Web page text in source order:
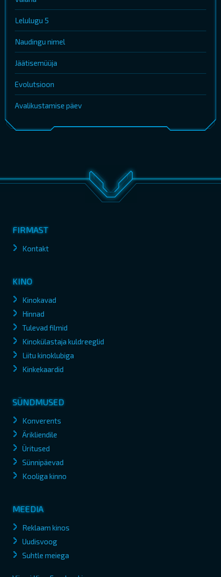
Lelulugu 5
Naudingu nimel
Jäätisemüüja
Evolutsioon
Avalikustamise päev
FIRMAST
Kontakt
KINO
Kinokavad
Hinnad
Tulevad filmid
Kinokülastaja kuldreeglid
Liitu kinoklubiga
Kinkekaardid
SÜNDMUSED
Konverents
Ärikliendile
Üritused
Sünnipäevad
Kooliga kinno
MEEDIA
Reklaam kinos
Uudisvoog
Suhtle meiega